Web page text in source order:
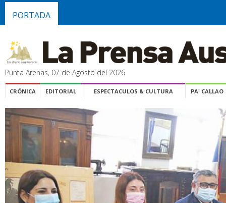
PORTADA
Punta Arenas, 07 de Agosto del 2026
CRÓNICA EDITORIAL ESPECTACULOS & CULTURA PA' CALLAO